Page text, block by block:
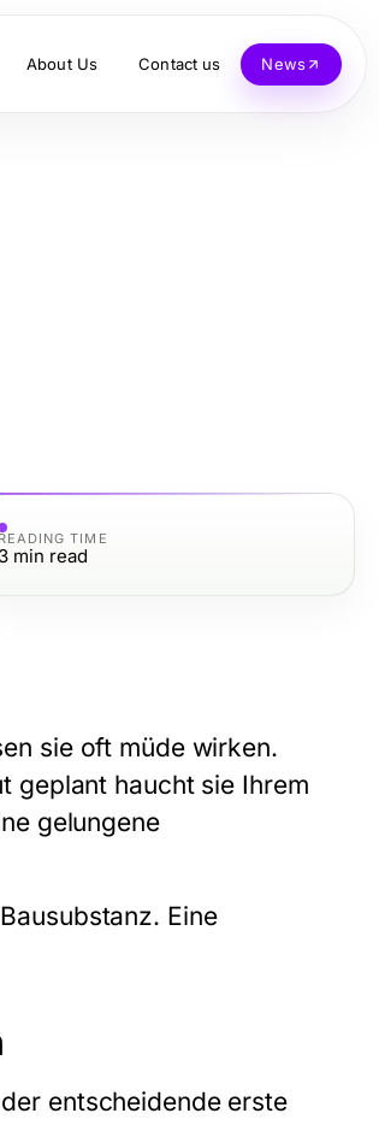
About Us Contact us News
READING TIME
3 min read
sie oft müde wirken.
geplant haucht sie Ihrem
gelungene
Eine
entscheidende erste